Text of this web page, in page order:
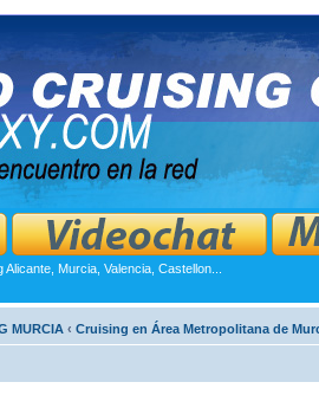
Murcia, Valencia, Castellon...
MURCIA ‹ Cruising en Área Metropolitana de